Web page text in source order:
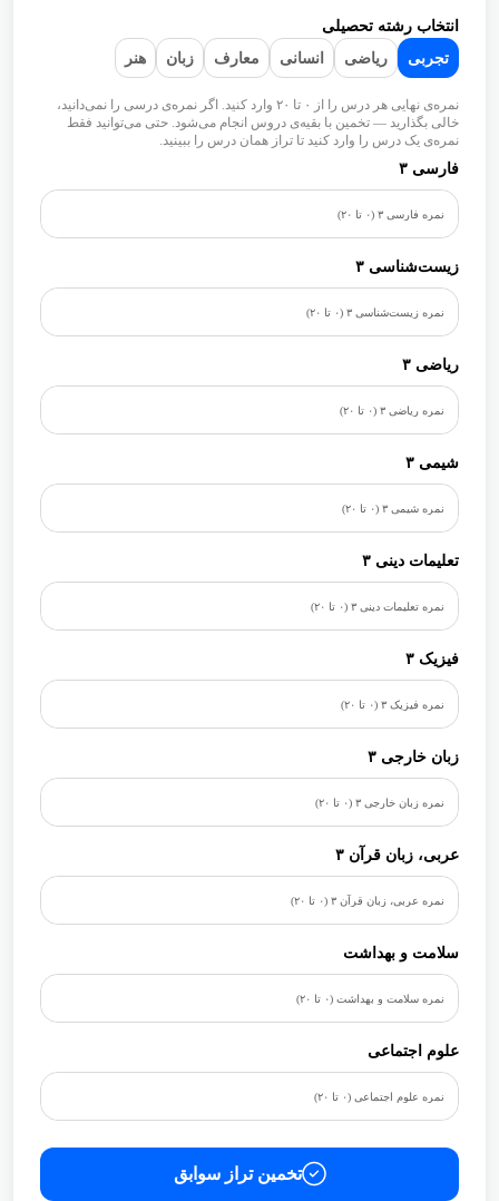
تجربی
ریاضی انسانی معارف زبان هنر
نمره‌ی نهایی هر درس را از ۰ تا ۲۰ وارد کنید. اگر نمره‌ی درسی را نمی‌دانید، خالی
بگذارید — تخمین با بقیه‌ی دروس انجام می‌شود. حتی می‌توانید فقط نمره‌ی یک
درس را وارد کنید تا تراز همان درس را ببینید.
فارسی ۳
زیست‌شناسی ۳
ریاضی ۳
شیمی ۳
تعلیمات دینی ۳
فیزیک ۳
زبان خارجی ۳
عربی، زبان قرآن ۳
سلامت و بهداشت
علوم اجتماعی
تخمین تراز سوابق